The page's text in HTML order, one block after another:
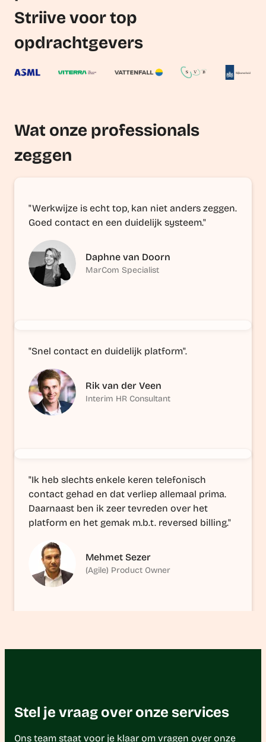
Striive voor top
opdrachtgevers
Wat onze professionals
zeggen
"Werkwijze is echt top, kan niet anders zeggen.
Goed contact en een duidelijk systeem."
Daphne van Doorn
MarCom Specialist
"Snel contact en duidelijk platform".
Rik van der Veen
Interim HR Consultant
"Ik heb slechts enkele keren telefonisch
contact gehad en dat verliep allemaal prima.
Daarnaast ben ik zeer tevreden over het
platform en het gemak m.b.t. reversed billing."
Mehmet Sezer
(Agile) Product Owner
Stel je vraag over onze services
Ons team staat voor je klaar om vragen over onze